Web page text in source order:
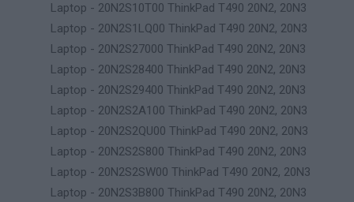
Laptop - 20N2S10T00 ThinkPad T490 20N2, 20N3
Laptop - 20N2S1LQ00 ThinkPad T490 20N2, 20N3
Laptop - 20N2S27000 ThinkPad T490 20N2, 20N3
Laptop - 20N2S28400 ThinkPad T490 20N2, 20N3
Laptop - 20N2S29400 ThinkPad T490 20N2, 20N3
Laptop - 20N2S2A100 ThinkPad T490 20N2, 20N3
Laptop - 20N2S2QU00 ThinkPad T490 20N2, 20N3
Laptop - 20N2S2S800 ThinkPad T490 20N2, 20N3
Laptop - 20N2S2SW00 ThinkPad T490 20N2, 20N3
Laptop - 20N2S3B800 ThinkPad T490 20N2, 20N3